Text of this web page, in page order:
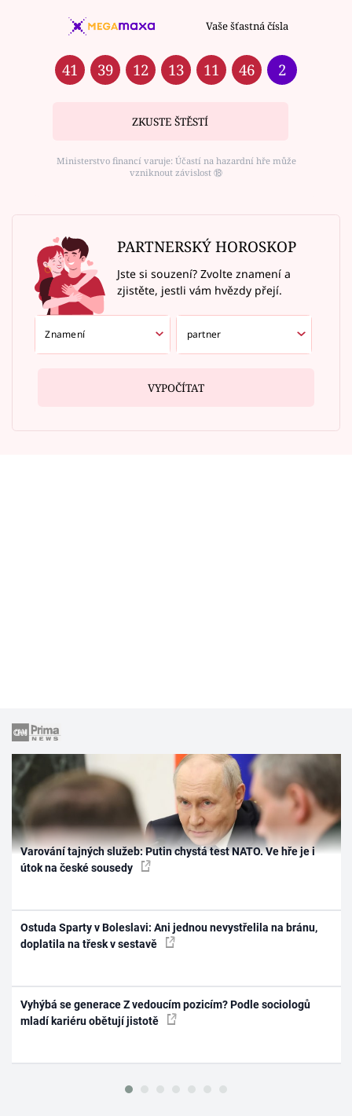
Vaše šťastná čísla
41 39 12 13 11 46 2
ZKUSTE ŠTĚSTÍ
Ministerstvo financí varuje: Účastí na hazardní hře může
vzniknout závislost ⑱
PARTNERSKÝ HOROSKOP
Jste si souzení? Zvolte znamení a
zjistěte, jestli vám hvězdy přejí.
VYPOČÍTAT
Varování tajných služeb: Putin chystá test NATO. Ve hře je i
útok na české sousedy
Ostuda Sparty v Boleslavi: Ani jednou nevystřelila na bránu,
doplatila na třesk v sestavě
Vyhýbá se generace Z vedoucím pozicím? Podle sociologů
mladí kariéru obětují jistotě